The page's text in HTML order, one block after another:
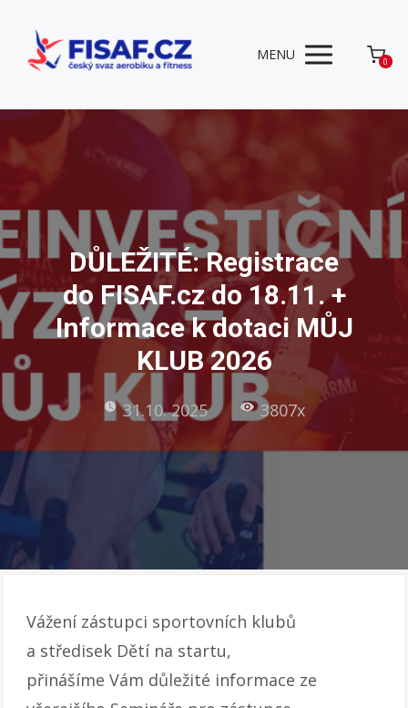
MENU 0
DŮLEŽITÉ: Registrace
do FISAF.cz do 18.11. +
Informace k dotaci MŮJ
KLUB 2026
31.10. 2025 3807x
Vážení zástupci sportovních klubů
a středisek Dětí na startu,
přinášíme Vám důležité informace ze